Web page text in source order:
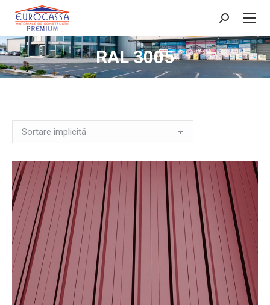
Search:
RAL 3005